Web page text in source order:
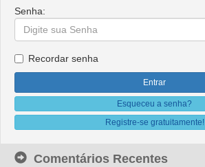
Senha:
Recordar senha
Esqueceu a senha?
Registre-se gratuitamente!
Comentários Recentes